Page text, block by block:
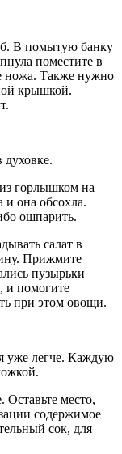
В помытую банку
поместите в
ножа. Также нужно
крышкой.
горлышком на
и она обсохла.
ошпарить.
салат в
Прижмите
пузырьки
и помогите
при этом овощи.
уже легче. Каждую
Оставьте место,
содержимое
сок, для